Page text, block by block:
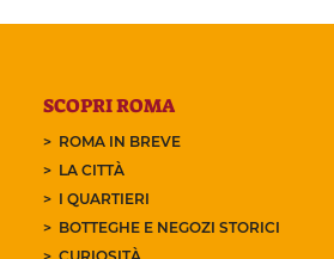
SCOPRI ROMA
ROMA IN BREVE
LA CITTÀ
I QUARTIERI
BOTTEGHE E NEGOZI STORICI